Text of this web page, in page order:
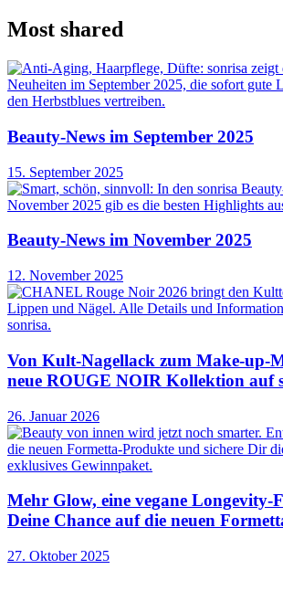
Most shared
Beauty-News im September 2025
15. September 2025
Beauty-News im November 2025
12. November 2025
Von Kult-Nagellack zum Make-up-
neue ROUGE NOIR Kollektion auf
26. Januar 2026
Mehr Glow, eine vegane Longevity-
Deine Chance auf die neuen
27. Oktober 2025